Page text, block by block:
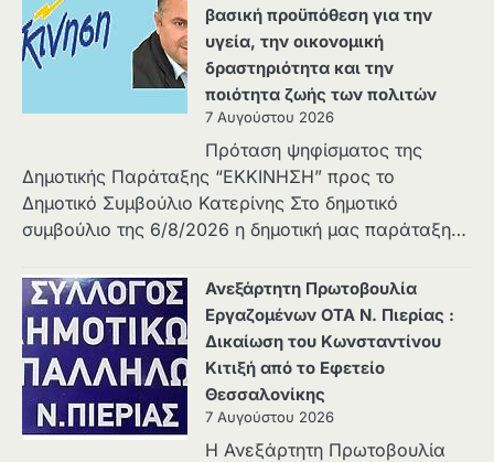
βασική προϋπόθεση για την
υγεία, την οικονομική
δραστηριότητα και την
ποιότητα ζωής των πολιτών
7 Αυγούστου 2026
Πρόταση ψηφίσματος της
Δημοτικής Παράταξης “ΕΚΚΙΝΗΣΗ” προς το
Δημοτικό Συμβούλιο Κατερίνης Στο δημοτικό
συμβούλιο της 6/8/2026 η δημοτική μας παράταξη…
Ανεξάρτητη Πρωτοβουλία
Εργαζομένων ΟΤΑ Ν. Πιερίας :
Δικαίωση του Κωνσταντίνου
Κιτιξή από το Εφετείο
Θεσσαλονίκης
7 Αυγούστου 2026
Η Ανεξάρτητη Πρωτοβουλία